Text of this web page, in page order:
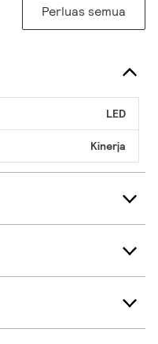
Perluas semua
LED
Kinerja